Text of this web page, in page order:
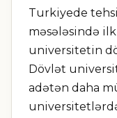
Turkiyede
məsələsində
universitetin
Dövlət
adətən daha